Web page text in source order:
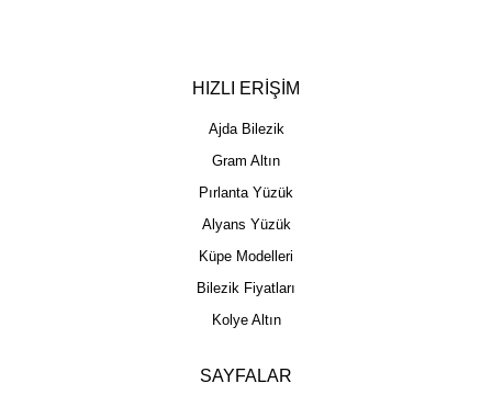
HIZLI ERİŞİM
Ajda Bilezik
Gram Altın
Pırlanta Yüzük
Alyans Yüzük
Küpe Modelleri
Bilezik Fiyatları
Kolye Altın
SAYFALAR